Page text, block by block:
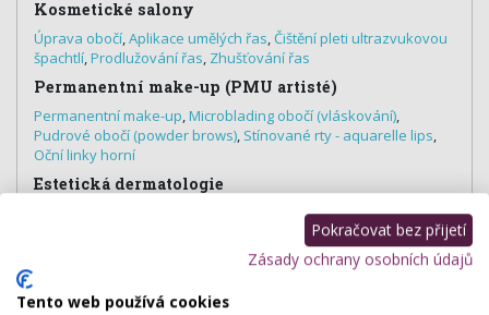
Kosmetické salony
Úprava obočí,Aplikace umělých řas,Čištění pleti ultrazvukovou
špachtlí,Prodlužování řas, Zhušťování řas
Permanentní make-up (PMU artisté)
Permanentní make-up,Microblading obočí (vláskování),
Pudrové obočí (powder brows), Stínované rty - aquarelle lips,
Oční linky horní
Estetická dermatologie
Odstranění znamének, kožních výrůstků,Léčba
Pokračovat bez přijetí
Zásady ochrany osobních údajů
Tento web používá cookies